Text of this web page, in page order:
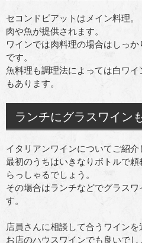
セコンドピアットはメイン料理。
肉や魚が提供されます。
ワインでは肉料理の場合はしっ
です。
魚料理も調理法によっては白ワ
もあります。
ランチにグラスワイン
イタリアンワインについてご紹介
最初のうちはいきなりボトルで
らっしゃるでしょう。
その場合はランチなどでグラス
す。
店員さんに相談して合うワインを
お店のハウスワインでも良いでし